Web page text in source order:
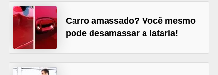
Carro amassado? Você mesmo
pode desamassar a lataria!
o
s
B
c